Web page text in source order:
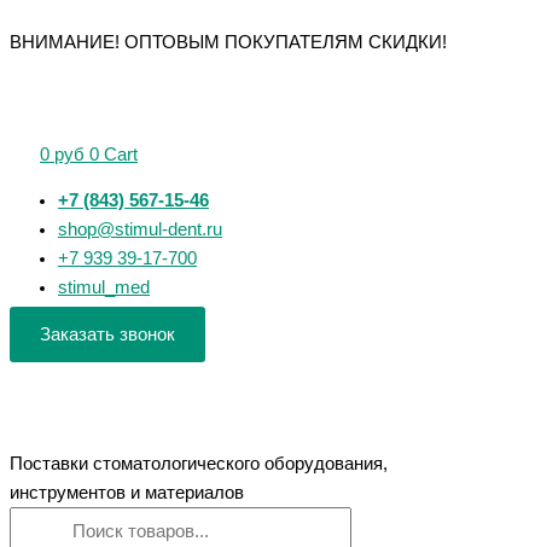
к
ВНИМАНИЕ! ОПТОВЫМ ПОКУПАТЕЛЯМ СКИДКИ!
0 руб 0 Cart
+7 (843) 567-15-46
shop@stimul-dent.ru
+7 939 39-17-700
stimul_med
Заказать звонок
Поставки стоматологического оборудования,
инструментов и материалов
товаров
товаров